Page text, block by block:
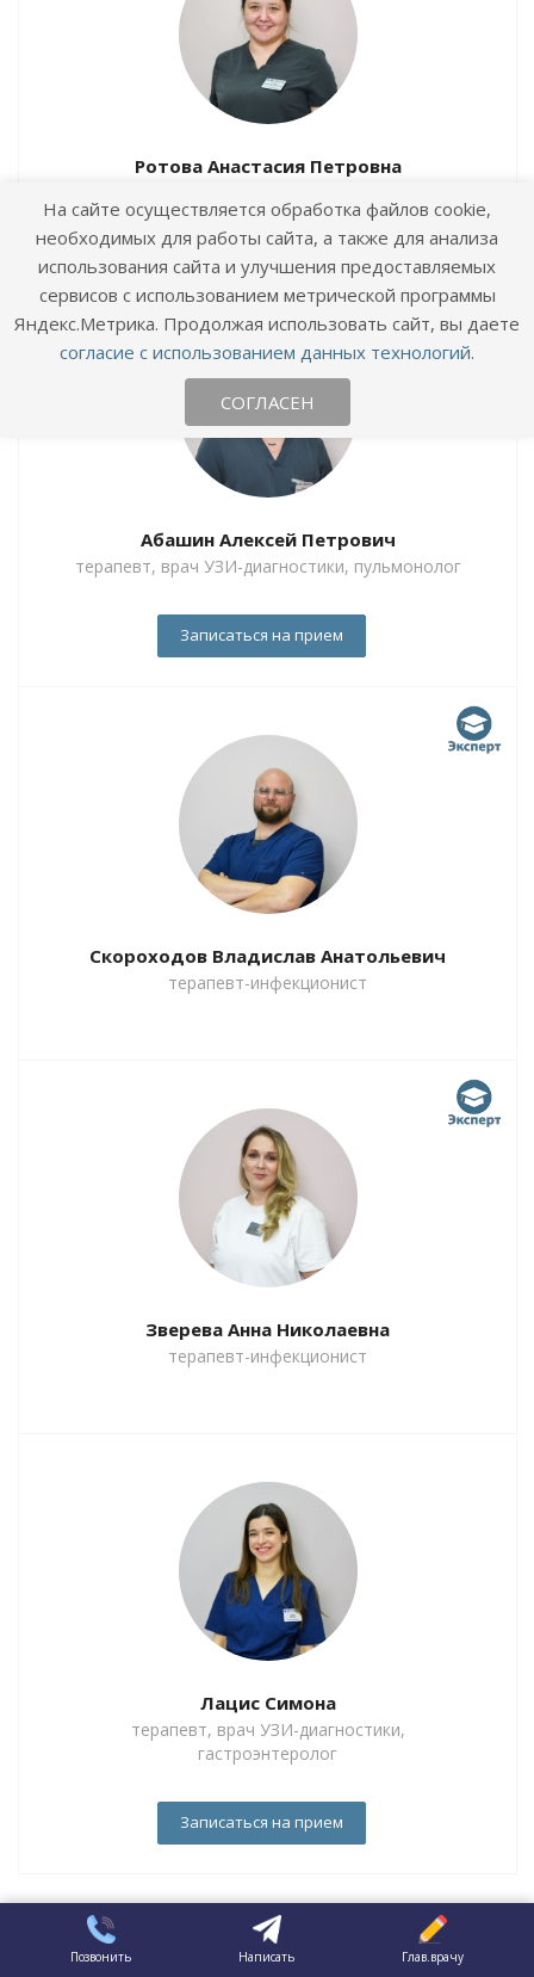
Ротова Анастасия Петровна
Абашин Алексей Петрович
терапевт, врач УЗИ-диагностики, пульмонолог
Записаться на прием
Скороходов Владислав Анатольевич
терапевт-инфекционист
Зверева Анна Николаевна
терапевт-инфекционист
Лацис Симона
терапевт, врач УЗИ-диагностики,
гастроэнтеролог
Записаться на прием
Статьи
Позвонить Написать Глав.врачу
На сайте осуществляется обработка файлов cookie,
необходимых для работы сайта, а также для анализа
использования сайта и улучшения предоставляемых
сервисов с использованием метрической программы
Яндекс.Метрика. Продолжая использовать сайт, вы даете
согласие с использованием данных технологий.
СОГЛАСЕН